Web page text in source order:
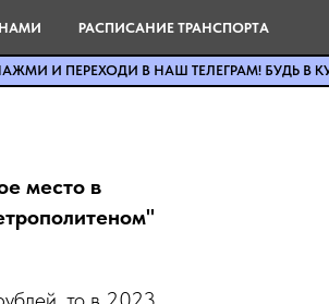
в
место в
РАСПИСАНИЕ ТРАНСПОРТА
И ПЕРЕХОДИ В НАШ ТЕЛЕГРАМ! БУДЬ В